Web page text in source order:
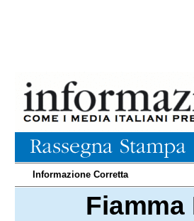
Informazione Corretta